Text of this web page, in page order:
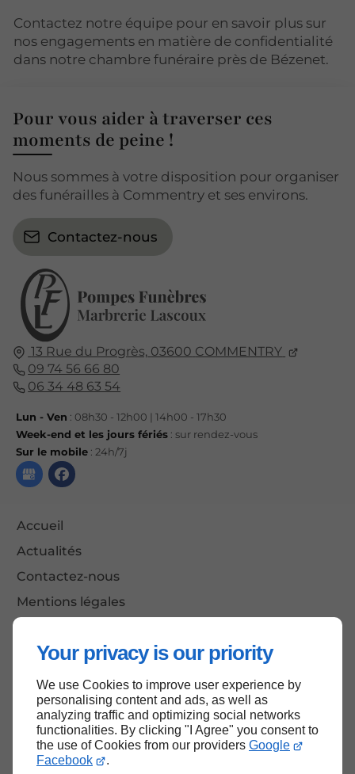
Your privacy is our priority
We use Cookies to improve user experience by
personalising content and ads, as well as
analyzing traffic and optimizing social networks
functionalities. By clicking "I Agree" you consent to
the use of Cookies from our providers Google
Facebook
.
Contactez notre équipe pour en savoir plus sur
nos engagements en matière de confidentialité
dans notre chambre funéraire près de Bézenet.
13 Rue du Progrès, 03600 COMMENTRY
09 74 56 66 80
06 34 48 63 54
Lun - Ven : 08h30 - 12h00 | 14h00 - 17h30
Week-end et les jours fériés : sur rendez-vous
Sur le mobile : 24h/7j
Accueil
Actualités
Contactez-nous
Mentions légales
Pour vous aider à traverser ces
moments de peine !
Nous sommes à votre disposition pour organiser
des funérailles à Commentry et ses environs.
Contactez-nous
Haut de page